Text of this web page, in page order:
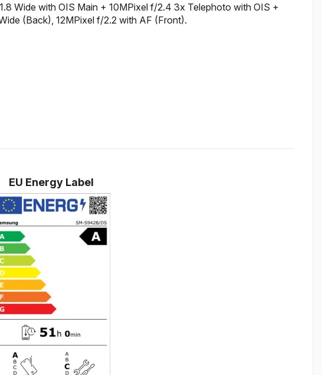
Wide with OIS Main + 10MPixel f/2.4 3x Telephoto with OIS +
(Back), 12MPixel f/2.2 with AF (Front).
EU Energy Label